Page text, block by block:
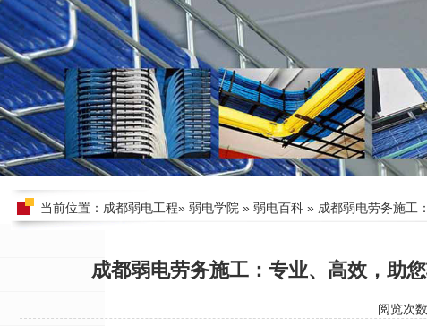
当前位置： 成都弱电工程» 弱电学院 » 弱电百科 » 成都弱电劳务施工
成都弱电劳务施工：专业、高效，助
阅览次数